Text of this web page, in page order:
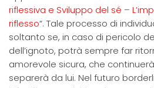
riflessiva e Sviluppo del sé –
riflesso“. Tale processo di
soltanto se, in caso di pericolo
dell’ignoto, potrà sempre far
amorevole sicura, che
separerà da lui. Nel futuro